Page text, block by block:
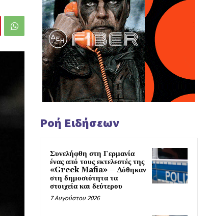
Ροή Ειδήσεων
Συνελήφθη στη Γερμανία
ένας από τους εκτελεστές της
«Greek Mafia» – Δόθηκαν
στη δημοσιότητα τα
στοιχεία και δεύτερου
7 Αυγούστου 2026